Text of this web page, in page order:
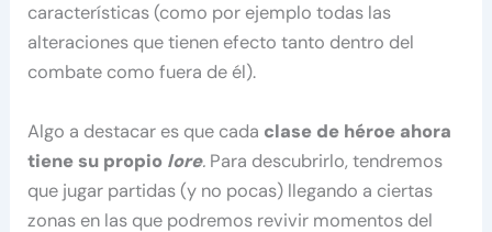
características (como por ejemplo todas las
alteraciones que tienen efecto tanto dentro del
combate como fuera de él).
Algo a destacar es que cada clase de héroe ahora
tiene su propio lore. Para descubrirlo, tendremos
que jugar partidas (y no pocas) llegando a ciertas
zonas en las que podremos revivir momentos del